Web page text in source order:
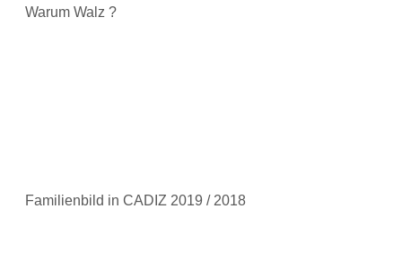
Warum Walz ?
Familienbild in CADIZ 2019 / 2018